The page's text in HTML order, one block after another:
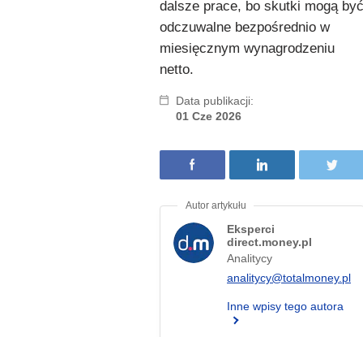
dalsze prace, bo skutki mogą być
odczuwalne bezpośrednio w
miesięcznym wynagrodzeniu
netto.
Data publikacji:
01 Cze 2026
Eksperci
direct.money.pl
Analitycy
analitycy@totalmoney.pl
Inne wpisy tego autora